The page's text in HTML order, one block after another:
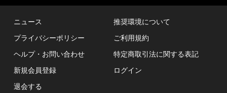
ニュース
推奨環境について
プライバシーポリシー
ご利用規約
ヘルプ・お問い合わせ
特定商取引法に関する表記
新規会員登録
ログイン
退会する